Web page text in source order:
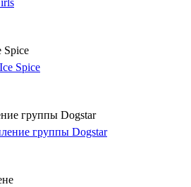
Spice
группы Dogstar